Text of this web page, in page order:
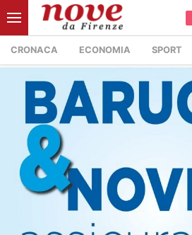
CRONACA ECONOMIA SPORT